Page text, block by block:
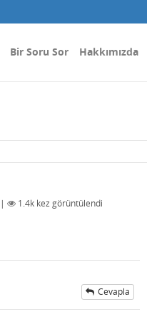
Bir Soru Sor Hakkımızda
| 1.4k kez görüntülendi
Cevapla